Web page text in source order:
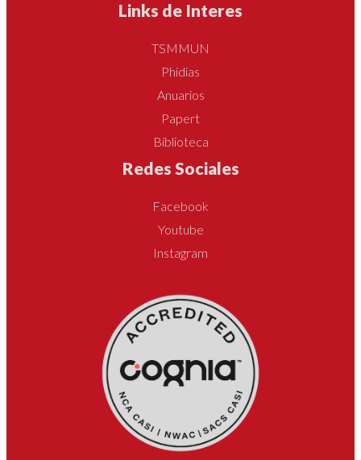
Links de Interes
TSMMUN
Phidias
Anuarios
Papert
Biblioteca
Redes Sociales
Facebook
Youtube
Instagram